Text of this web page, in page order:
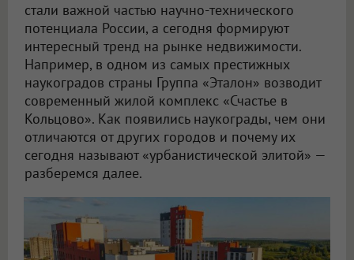
стали важной частью научно-технического
потенциала России, а сегодня формируют
интересный тренд на рынке недвижимости.
Например, в одном из самых престижных
наукоградов страны Группа «Эталон» возводит
современный жилой комплекс «Счастье в
Кольцово». Как появились наукограды, чем они
отличаются от других городов и почему их
сегодня называют «урбанистической элитой» —
разберемся далее.